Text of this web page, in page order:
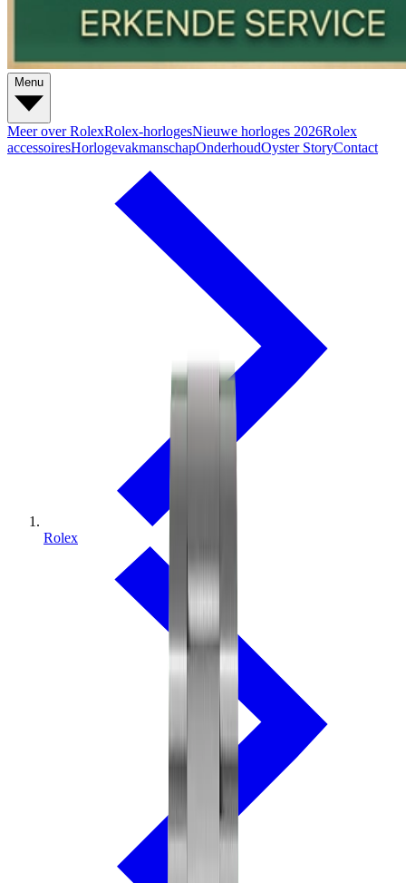
Menu
Meer over RolexRolex-horlogesNieuwe horloges 2026Rolex
accessoiresHorlogevakmanschapOnderhoudOyster StoryContact
Rolex